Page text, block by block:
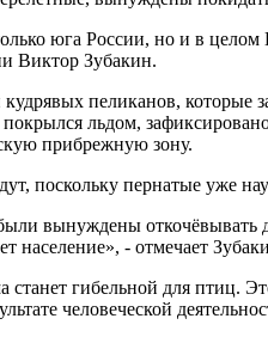
юга России, но и в
Виктор Зубакин.
пеликанов,
льдом,
прибрежную зону.
поскольку пернатые уже
вынуждены
население», - отмечает
гибельной для птиц.
человеческой